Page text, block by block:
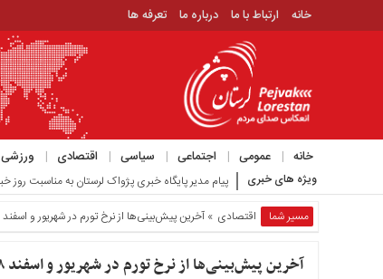
خانه ارتباط با ما درباره ما تعرفه ها
خانه عمومی اجتماعی سیاسی اقتصادی ورزشی
ارتباط
ویژه های خبری گزارش میدانی از بازار برنج؛ قیمت‌ها _
مسیر شما اقتصادی » آخرین پیش‌بینی‌ها از نرخ تورم در شهریور و اسفند ۹۸
آخرین پیش‌بینی‌ها از نرخ تورم در شهریور و اسفند ۹۸